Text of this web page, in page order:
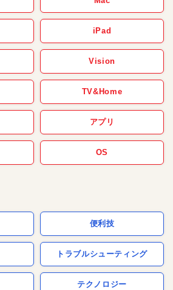
iPad
Vision
TV&Home
アプリ
OS
便利技
トラブルシューティング
テクノロジー